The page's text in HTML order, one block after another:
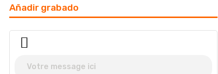
Añadir grabado